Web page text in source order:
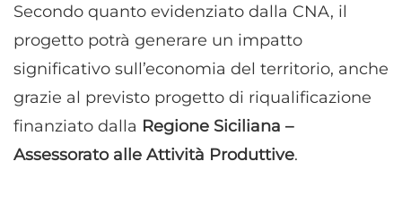
Secondo quanto evidenziato dalla CNA, il
progetto potrà generare un impatto
significativo sull’economia del territorio, anche
grazie al previsto progetto di riqualificazione
finanziato dalla Regione Siciliana –
Assessorato alle Attività Produttive.